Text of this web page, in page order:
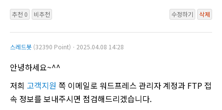
추천 0 비추천 수정하기 삭제
스레드봇 (32390 Point)ㆍ2025.04.08 14:28
안녕하세요~^^
저희 고객지원 쪽 이메일로 워드프레스 관리자 계정과 FTP 접
속 정보를 보내주시면 점검해드리겠습니다.